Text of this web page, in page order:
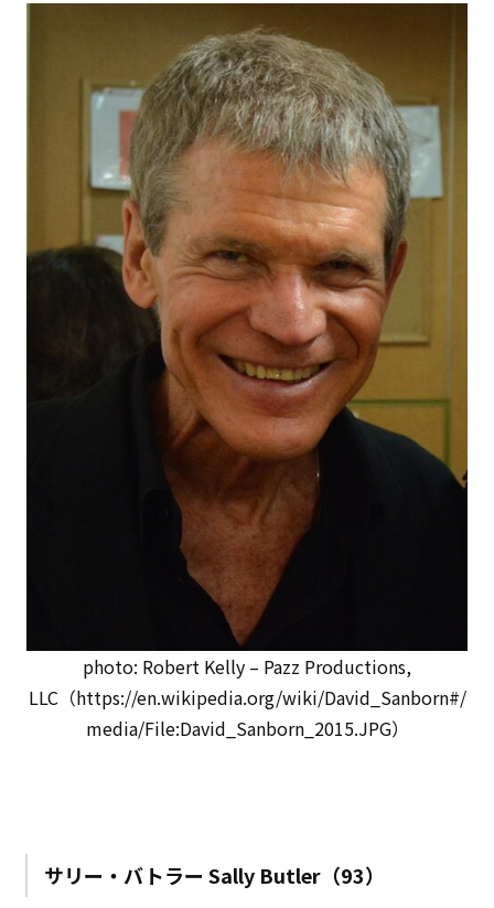
photo: Robert Kelly – Pazz Productions,
LLC（https://en.wikipedia.org/wiki/David_Sanborn#/
media/File:David_Sanborn_2015.JPG）
サリー・バトラー Sally Butler（93）